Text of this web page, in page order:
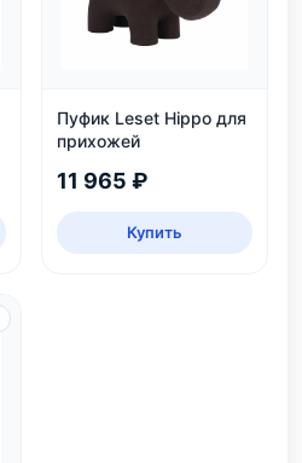
Пуфик Leset Hippo для
прихожей
11 965 ₽
Купить